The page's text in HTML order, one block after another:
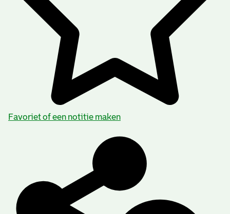
Favoriet of een notitie maken